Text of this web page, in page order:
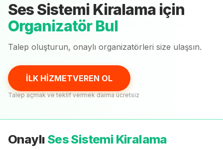
Ses Sistemi Kiralama için
Organizatör Bul
Talep oluşturun, onaylı organizatörleri size ulaşsın.
İLK HİZMETVEREN OL
Talep açmak ve teklif vermek daima ücretsiz
Onaylı Ses Sistemi Kiralama